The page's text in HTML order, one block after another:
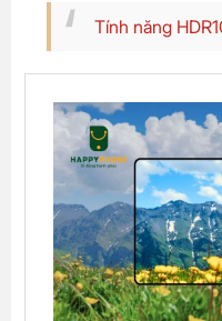
Tính năng